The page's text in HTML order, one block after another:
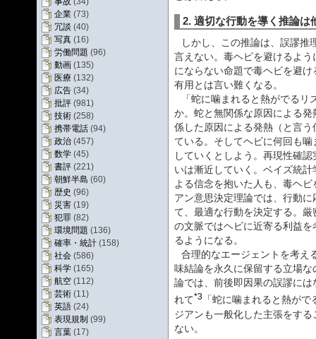
企業 (73)
冗談 (40)
写真 (16)
労働問題 (96)
動画 (135)
医療 (132)
広告 (34)
批評 (981)
技術 (258)
携帯電話 (94)
政治 (457)
数学 (45)
書評 (221)
朝鮮半島 (60)
歴史 (96)
災害 (19)
犯罪 (82)
環境問題 (136)
確率・統計 (158)
社会 (586)
科学 (165)
航空 (112)
芸術 (11)
英語 (24)
表現規制 (99)
言葉 (17)
2. 適切な行動を導く推論は
しかし、この推論は、誤謬推
言えない。毒ヘビを避けるよ
にならない命題で毒ヘビを避
有用とは言い難くなる。
「蛇に噛まれると熱がでる
か。蛇と無関係な原因による
係した原因による発熱（と言
ている。そしてヘビに何回も
していくとしよう。再現性確
いは漸近していく。ベイズ統
よる信念を抱いた人も、毒ヘ
アン意思決定理論では、行動
て、最適な行動を決定する。
の文脈ではヘビに近寄る利益
るようになる。
合理的なエージェントを考え
味結論を永久に保留する立場
論では、前後即因果の誤謬に
れて*3 「蛇に噛まれると熱が
ジアンも一般化した主張をす
ない。